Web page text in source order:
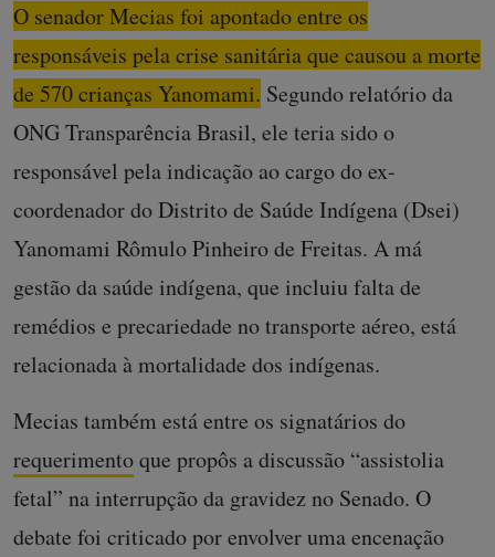
O senador Mecias foi apontado entre os
responsáveis pela crise sanitária que causou a morte
de 570 crianças Yanomami. Segundo relatório da
ONG Transparência Brasil, ele teria sido o
responsável pela indicação ao cargo do ex-
coordenador do Distrito de Saúde Indígena (Dsei)
Yanomami Rômulo Pinheiro de Freitas. A má
gestão da saúde indígena, que incluiu falta de
remédios e precariedade no transporte aéreo, está
relacionada à mortalidade dos indígenas.
Mecias também está entre os signatários do
requerimentoque propôs a discussão “assistolia
fetal” na interrupção da gravidez no Senado. O
debate foi criticado por envolver uma encenação